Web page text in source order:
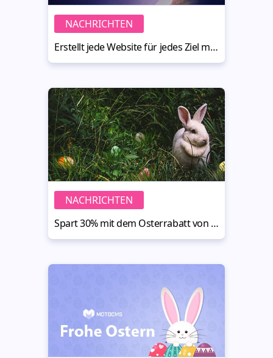
NACHRICHTEN
Erstellt jede Website für jedes Ziel mit Evolution Homepage-Vorlage
NACHRICHTEN
Spart 30% mit dem Osterrabatt von MotoCMS 2017